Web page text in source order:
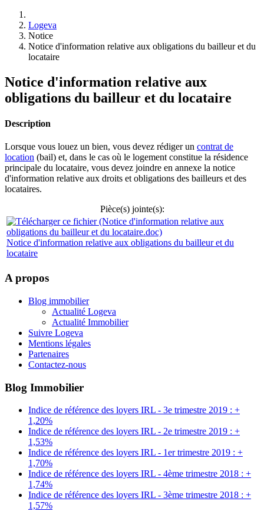
Logeva
Notice
Notice d'information relative aux obligations du bailleur et du
locataire
Notice d'information relative aux
obligations du bailleur et du locataire
Description
Lorsque vous louez un bien, vous devez rédiger un contrat de
location (bail) et, dans le cas où le logement constitue la résidence
principale du locataire, vous devez joindre en annexe la notice
d'information relative aux droits et obligations des bailleurs et des
locataires.
Pièce(s) jointe(s):
Notice d'information relative aux obligations du bailleur et du
locataire
A propos
Blog immobilier
Actualité Logeva
Actualité Immobilier
Suivre Logeva
Mentions légales
Partenaires
Contactez-nous
Blog Immobilier
Indice de référence des loyers IRL - 3e trimestre 2019 : +
1,20%
Indice de référence des loyers IRL - 2e trimestre 2019 : +
1,53%
Indice de référence des loyers IRL - 1er trimestre 2019 : +
1,70%
Indice de référence des loyers IRL - 4ème trimestre 2018 : +
1,74%
Indice de référence des loyers IRL - 3ème trimestre 2018 : +
1,57%